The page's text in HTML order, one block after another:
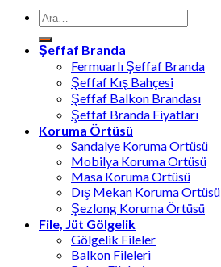
Ara:
Şeffaf Branda
Fermuarlı Şeffaf Branda
Şeffaf Kış Bahçesi
Şeffaf Balkon Brandası
Şeffaf Branda Fiyatları
Koruma Örtüsü
Sandalye Koruma Ortüsü
Mobilya Koruma Ortüsü
Masa Koruma Ortüsü
Dış Mekan Koruma Ortüsü
Şezlong Koruma Örtüsü
File, Jüt Gölgelik
Gölgelik Fileler
Balkon Fileleri